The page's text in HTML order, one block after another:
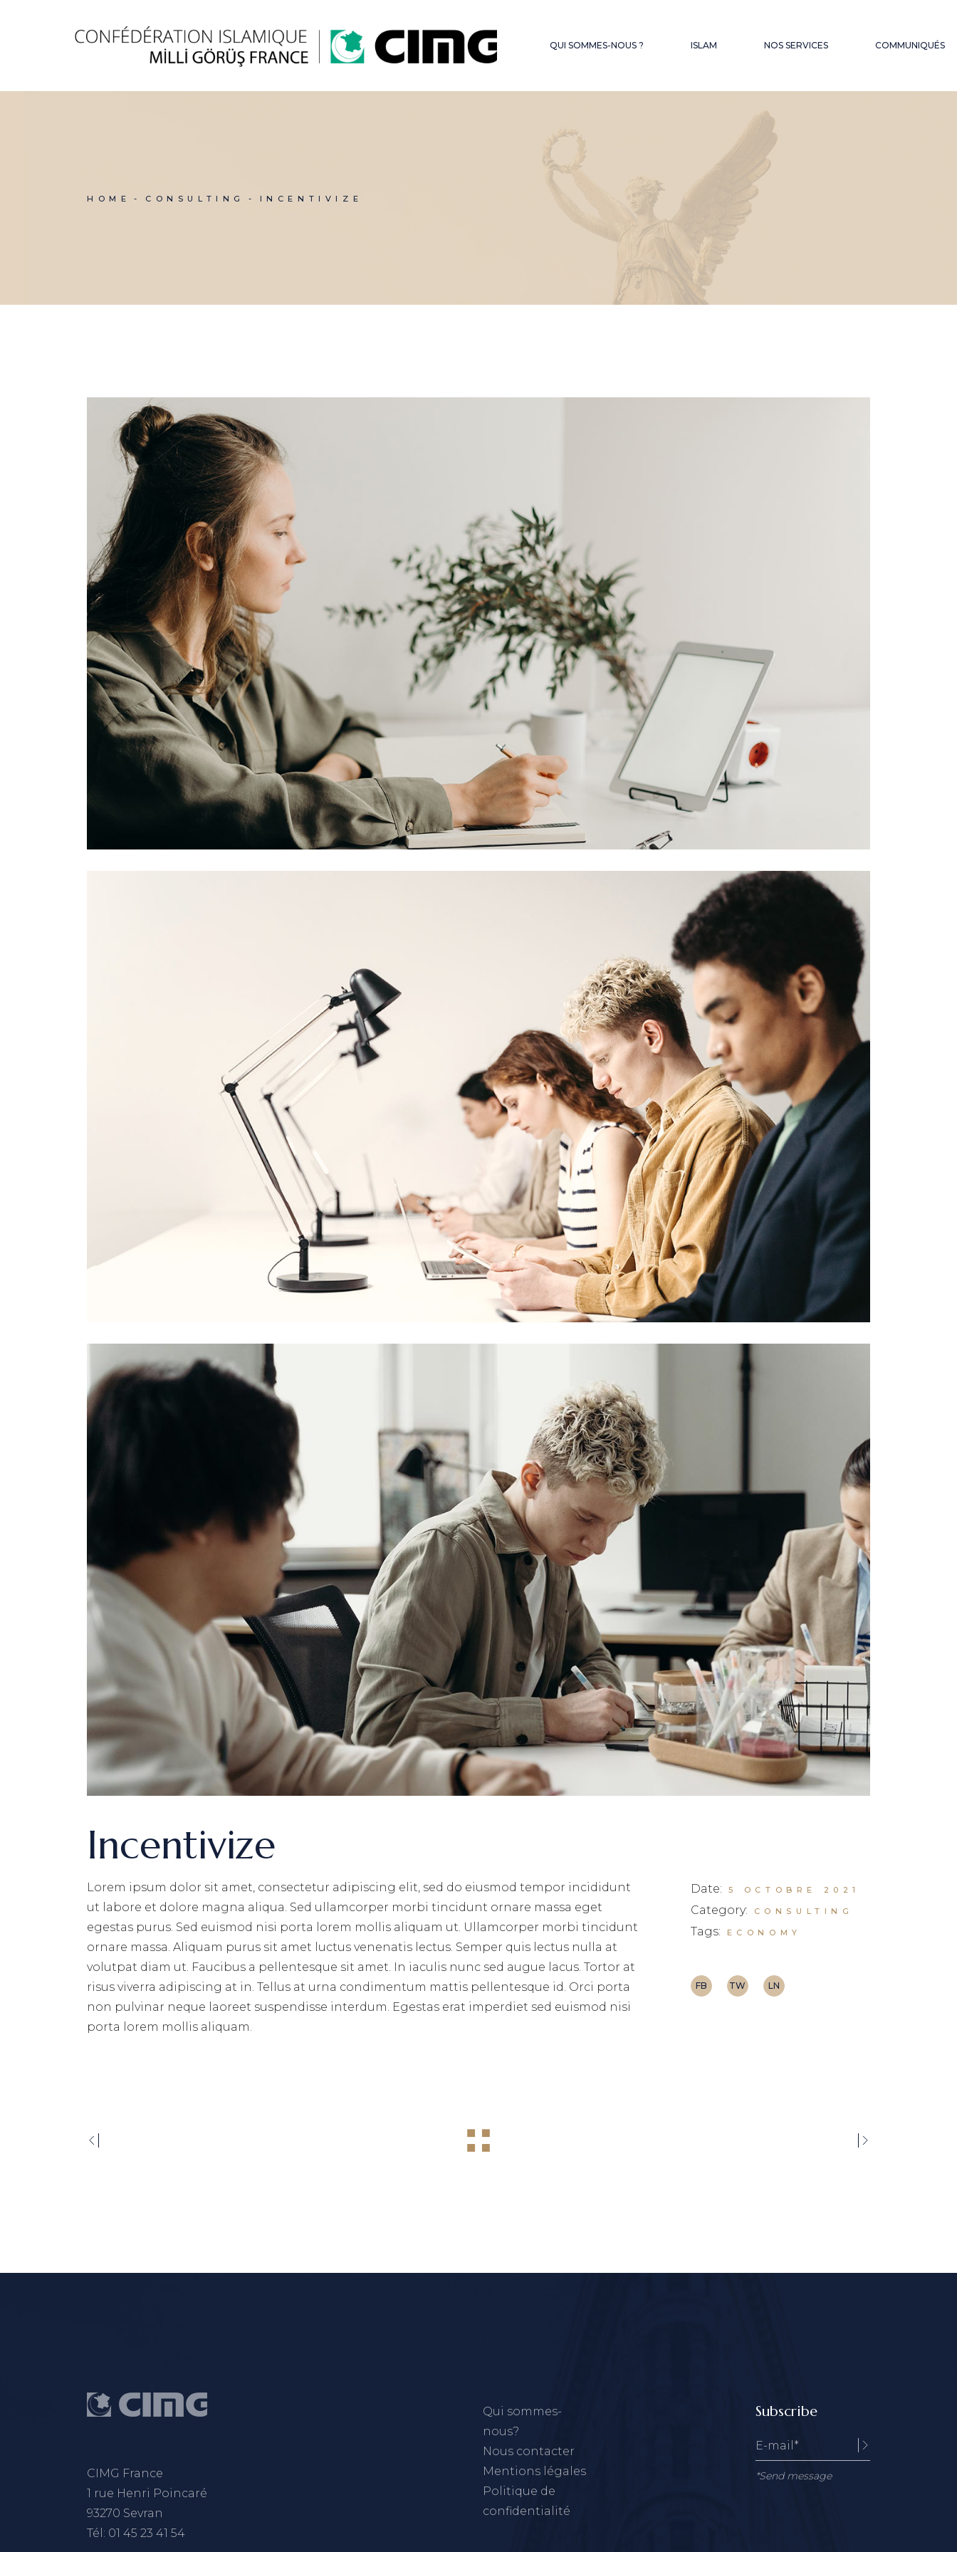
QUI SOMMES-NOUS ? ISLAM
LES SERMONS DU
NOS SERVICES
FONDS D’OBSEQUES
HAJJ – OMRA
COMMUNIQUÉS
LES SERMONS DU
VENDREDI
HOME CONSULTING INCENTIVIZE
Incentivize
Lorem ipsum dolor sit amet, consectetur adipiscing elit, sed do eiusmod tempor incididunt
ut labore et dolore magna aliqua. Sed ullamcorper morbi tincidunt ornare massa eget
egestas purus. Sed euismod nisi porta lorem mollis aliquam ut. Ullamcorper morbi tincidunt
ornare massa. Aliquam purus sit amet luctus venenatis lectus. Semper quis lectus nulla at
volutpat diam ut. Faucibus a pellentesque sit amet. In iaculis nunc sed augue lacus. Tortor at
risus viverra adipiscing at in. Tellus at urna condimentum mattis pellentesque id. Orci porta
non pulvinar neque laoreet suspendisse interdum. Egestas erat imperdiet sed euismod nisi
porta lorem mollis aliquam.
Date: 5 OCTOBRE 2021
Category: CONSULTING
Tags: ECONOMY
FB TW LN
CIMG France
1 rue Henri Poincaré
93270 Sevran
Tél: 01 45 23 41 54
Qui sommes-
nous?
Nous contacter
Mentions légales
Politique de
confidentialité
Subscribe
*Send message